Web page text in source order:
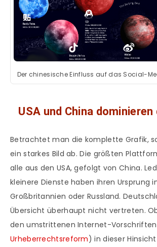
Der chinesische Einfluss auf das Social-
USA und China
Betrachtet man die komplette Grafik,
ein starkes Bild ab. Die größten
alle aus den USA, gefolgt von China.
kleinere Dienste haben ihren Ursprung
Großbritannien oder Russland.
Übersicht überhaupt nicht vertreten.
den umstrittenen Internet-Vorschriften
Urheberrechtsreform) in dieser